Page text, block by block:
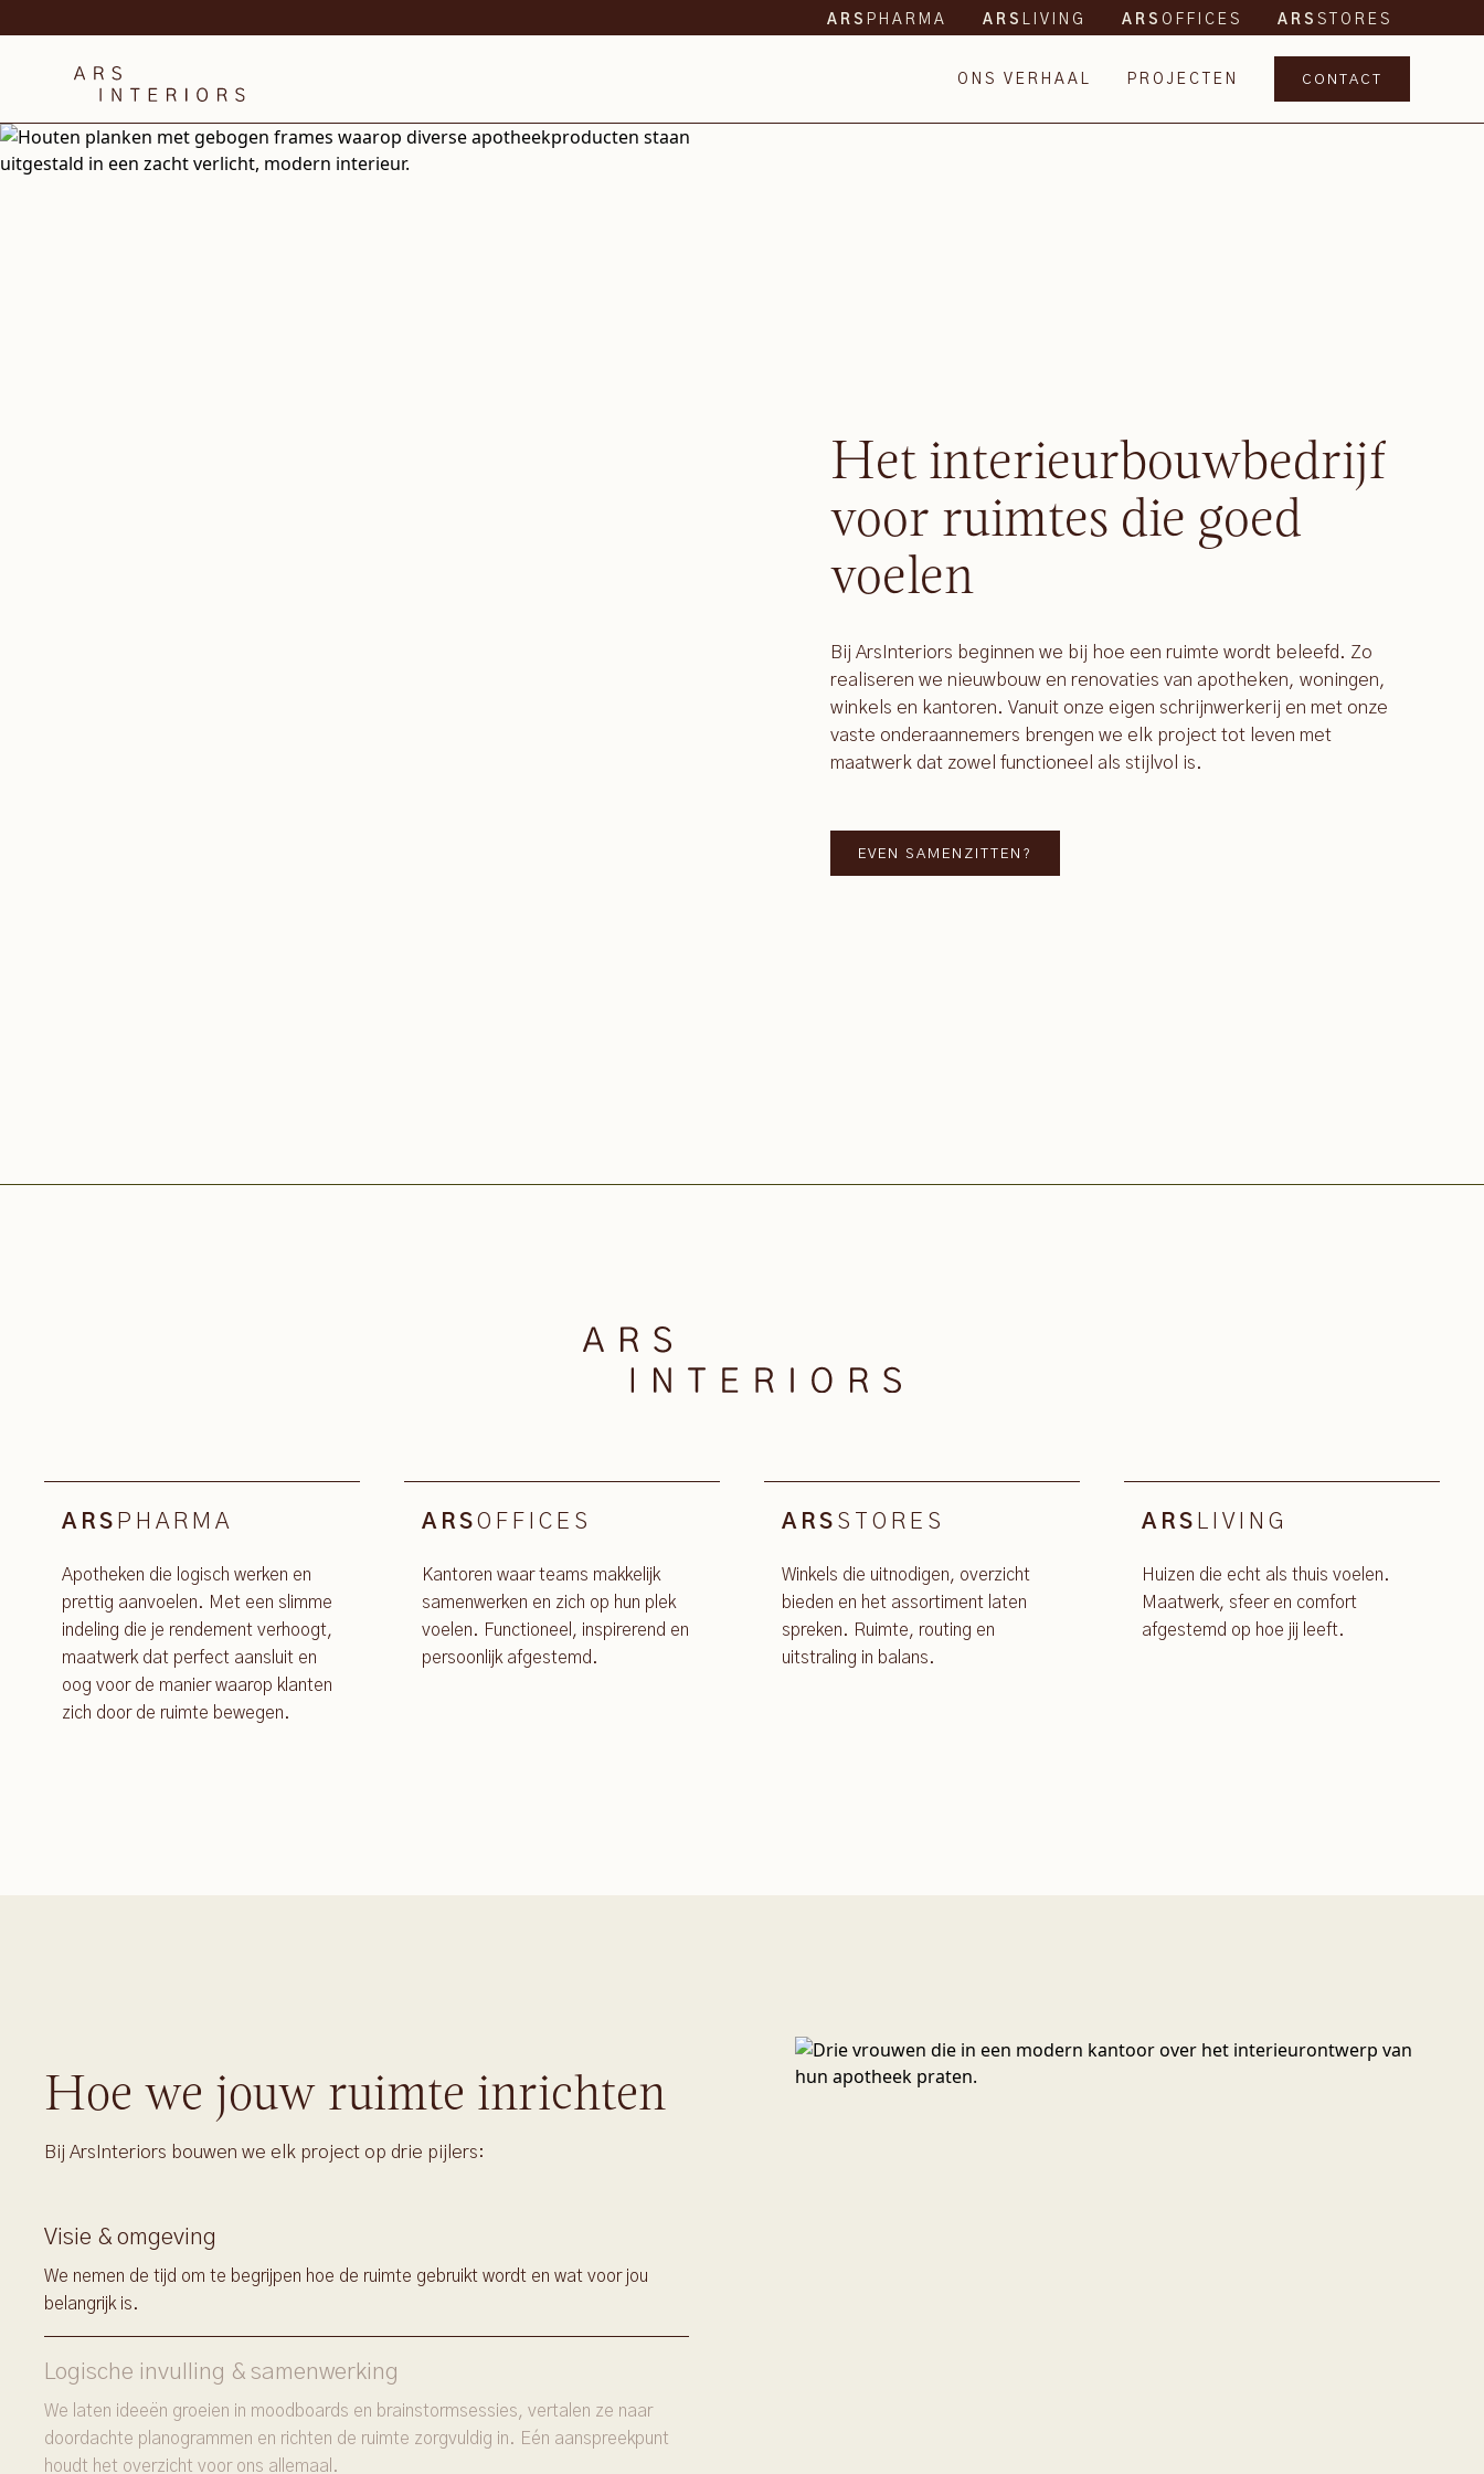
ARS PHARMA ARS LIVING ARS OFFICES ARS STORES
ONS VERHAAL PROJECTEN CONTACT
Het interieurbouwbedrijf
voor ruimtes die goed
voelen
Bij ArsInteriors beginnen we bij hoe een ruimte wordt beleefd. Zo
realiseren we nieuwbouw en renovaties van apotheken, woningen,
winkels en kantoren. Vanuit onze eigen schrijnwerkerij en met onze
vaste onderaannemers brengen we elk project tot leven met
maatwerk dat zowel functioneel als stijlvol is.
EVEN SAMENZITTEN?
ARS PHARMA
Apotheken die logisch werken en
prettig aanvoelen. Met een slimme
indeling die je rendement verhoogt,
maatwerk dat perfect aansluit en
oog voor de manier waarop klanten
zich door de ruimte bewegen.
ARS OFFICES
Kantoren waar teams makkelijk
samenwerken en zich op hun plek
voelen. Functioneel, inspirerend en
persoonlijk afgestemd.
ARS STORES
Winkels die uitnodigen, overzicht
bieden en het assortiment laten
spreken. Ruimte, routing en
uitstraling in balans.
ARS LIVING
Huizen die echt als thuis voelen.
Maatwerk, sfeer en comfort
afgestemd op hoe jij leeft.
Hoe we jouw ruimte inrichten
Bij ArsInteriors bouwen we elk project op drie pijlers:
Visie & omgeving
We nemen de tijd om te begrijpen hoe de ruimte gebruikt wordt en wat voor jou
belangrijk is.
Logische invulling & samenwerking
We laten ideeën groeien in moodboards en brainstormsessies, vertalen ze naar
doordachte planogrammen en richten de ruimte zorgvuldig in. Eén aanspreekpunt
houdt het overzicht voor ons allemaal.